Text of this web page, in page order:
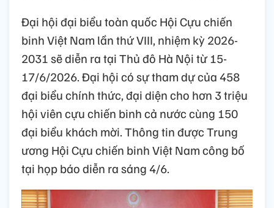
Đại hội đại biểu toàn quốc Hội Cựu chiến
binh Việt Nam lần thứ VIII, nhiệm kỳ 2026-
2031 sẽ diễn ra tại Thủ đô Hà Nội từ 15-
17/6/2026. Đại hội có sự tham dự của 458
đại biểu chính thức, đại diện cho hơn 3 triệu
hội viên cựu chiến binh cả nước cùng 150
đại biểu khách mời. Thông tin được Trung
ương Hội Cựu chiến binh Việt Nam công bố
tại họp báo diễn ra sáng 4/6.